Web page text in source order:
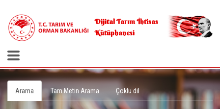
Dijital Tarım İhtisas
Kütüphanesi
Arama Tam Metin Arama Çoklu dil